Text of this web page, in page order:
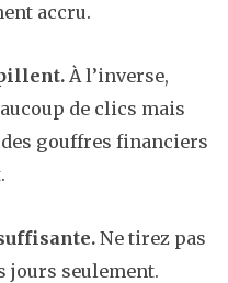
accru.
À l’inverse,
de clics mais
gouffres financiers
Ne tirez pas
jours seulement.